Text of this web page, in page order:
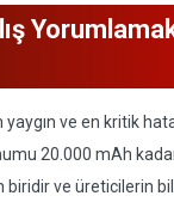
yaygın ve en kritik
20.000 mAh
biridir ve